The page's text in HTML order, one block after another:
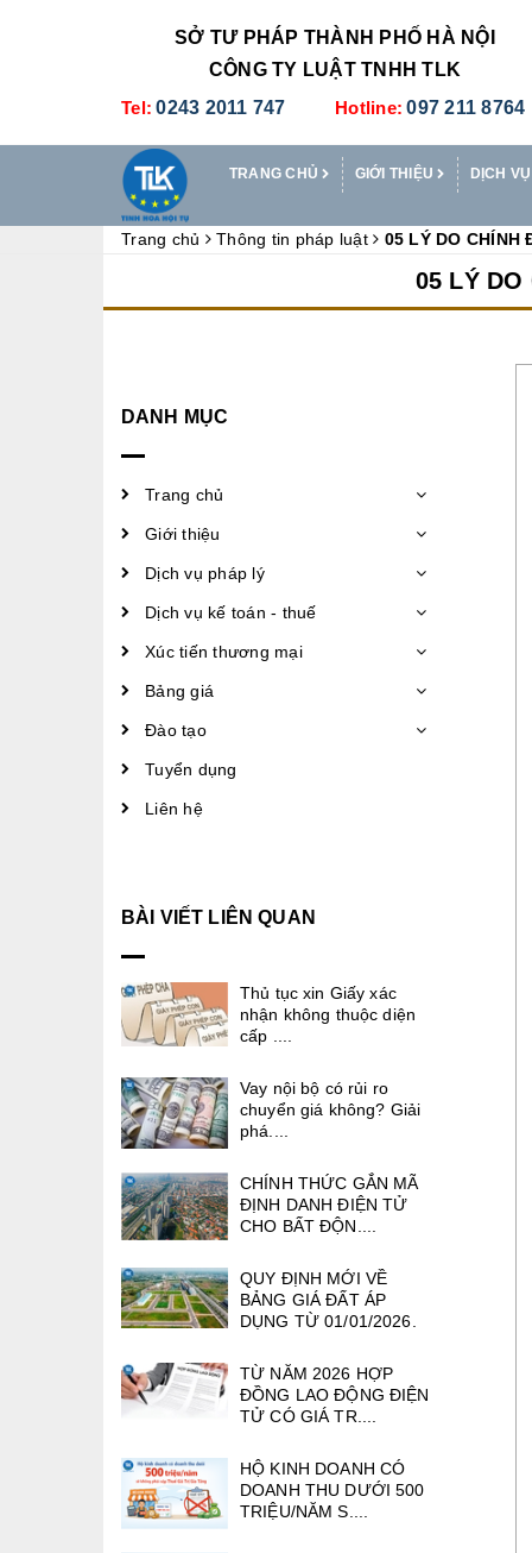
SỞ TƯ PHÁP THÀNH PHỐ HÀ NỘI
CÔNG TY LUẬT TNHH TLK
Tel: 0243 2011 747 Hotline: 097 211 8764
TRANG CHỦ GIỚI THIỆU DỊCH
Trang chủ Thông tin pháp luật 05 LÝ DO CHÍNH
05 LÝ DO
DANH MỤC
Trang chủ
Giới thiệu
Dịch vụ pháp lý
Dịch vụ kế toán - thuế
Xúc tiến thương mại
Bảng giá
Đào tạo
Tuyển dụng
Liên hệ
BÀI VIẾT LIÊN QUAN
Thủ tục xin Giấy xác
nhận không thuộc diện
cấp ....
Vay nội bộ có rủi ro
chuyển giá không? Giải
phá....
CHÍNH THỨC GẮN MÃ
ĐỊNH DANH ĐIỆN TỬ
CHO BẤT ĐỘN....
QUY ĐỊNH MỚI VỀ
BẢNG GIÁ ĐẤT ÁP
DỤNG TỪ 01/01/2026.
TỪ NĂM 2026 HỢP
ĐỒNG LAO ĐỘNG ĐIỆN
TỬ CÓ GIÁ TR....
HỘ KINH DOANH CÓ
DOANH THU DƯỚI 500
TRIỆU/NĂM S....